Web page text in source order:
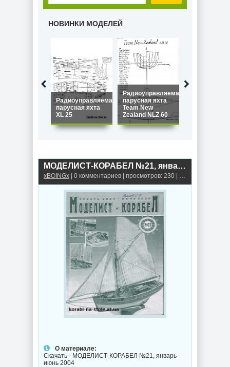
НОВИНКИ МОДЕЛЕЙ
Радиоуправляемая
парусная яхта
XL 25
Радиоуправляемая
парусная яхта
Team New
Zealand NLZ 60
МОДЕЛИСТ-КОРАБЕЛ №21, январь-июнь 2004
xBOINGx | 0 комментариев | просмотров: 230 | Книги, альбомы,
О материале:
Скачать - МОДЕЛИСТ-КОРАБЕЛ №21, январь-
июнь 2004